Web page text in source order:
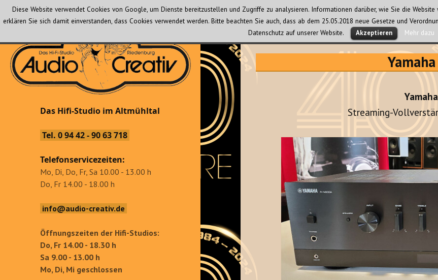
Das Hifi-Studio im Altmühltal
Das Hifi-Studio im Altmühltal
Tel. 0 94 42 - 90 63 718
Telefonservicezeiten:
Mo, Di, Do, Fr, Sa 10.00 - 13.00 h
Do, Fr 14.00 - 18.00 h
info@audio-creativ.de
Öffnungszeiten der Hifi-Studios:
Do, Fr 14.00 - 18.30 h
Sa 9.00 - 13.00 h
Mo, Di, Mi geschlossen
Streaming-
Diese Website verwendet Cookies von Google, um Dienste bereitzustellen und Zugriffe zu analysieren. Informationen darüber, wie Sie die
erklären Sie sich damit einverstanden, dass Cookies verwendet werden. Bitte beachten Sie auch, dass ab dem 25.05.2018 neue Gesetze und
Datenschutz auf unserer Website.
Akzeptieren Mehr dazu